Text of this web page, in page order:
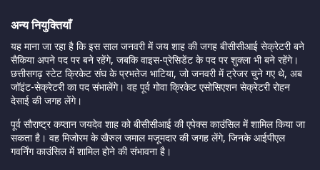
अन्य नियुक्तियाँ
यह माना जा रहा है कि इस साल जनवरी में जय शाह की जगह बीसीसीआई सेक्रेटरी बने
सैकिया अपने पद पर बने रहेंगे, जबकि वाइस-प्रेसिडेंट के पद पर शुक्ला भी बने रहेंगे।
छत्तीसगढ़ स्टेट क्रिकेट संघ के प्रभतेज भाटिया, जो जनवरी में ट्रेजर चुने गए थे, अब
जॉइंट-सेक्रेटरी का पद संभालेंगे। वह पूर्व गोवा क्रिकेट एसोसिएशन सेक्रेटरी रोहन
देसाई की जगह लेंगे।
पूर्व सौराष्ट्र कप्तान जयदेव शाह को बीसीसीआई की एपेक्स काउंसिल में शामिल किया जा
सकता है। वह मिजोरम के खैरुल जमाल मजूमदार की जगह लेंगे, जिनके आईपीएल
गवर्निंग काउंसिल में शामिल होने की संभावना है।